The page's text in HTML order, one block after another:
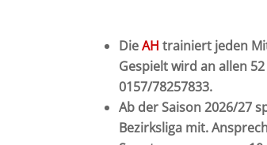
DieAH trainiert jeden
Gespielt wird an allen
0157/78257833.
Ab der Saison 2026/27
Bezirksliga mit.